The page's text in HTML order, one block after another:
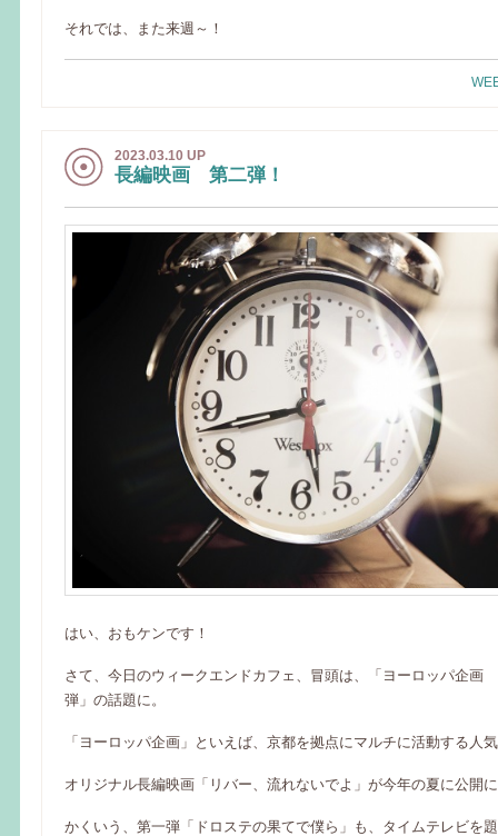
それでは、また来週～！
2023.03.10 UP
長編映画 第二弾！
はい、おもケンです！
さて、今日のウィークエンドカフェ、冒頭は、「ヨーロッパ企画
弾」の話題に。
「ヨーロッパ企画」といえば、京都を拠点にマルチに活動する人
オリジナル長編映画「リバー、流れないでよ」が今年の夏に公開
かくいう、第一弾「ドロステの果てで僕ら」も、タイムテレビを